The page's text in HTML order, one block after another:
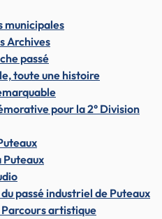
municipales
Archives
passé
toute une histoire
pour la 2° Division
Puteaux
passé industriel de Puteaux
artistique